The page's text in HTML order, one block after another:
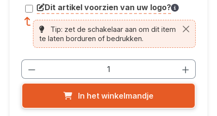
Dit artikel voorzien van uw logo?
article.printing.helptext
Tip: zet de schakelaar aan om dit item
te laten borduren of bedrukken.
Producthoeveelheid: Voer de
In het winkelmandje